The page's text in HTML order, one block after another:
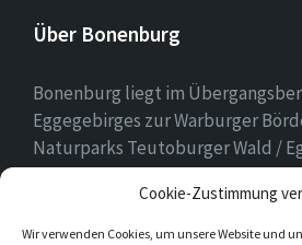
Cookie-Zustimmung
Wir verwenden Cookies, um unsere Website und
Über Bonenburg
Bonenburg liegt im
Eggegebirges zur Warburger
Naturparks Teutoburger Wald /
gehört zur Stadt Warburg und
Nordrhein-Westfalen.